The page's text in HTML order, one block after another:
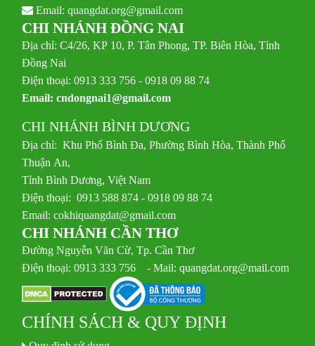
Email:quangdat.org@gmail.com
CHI NHÁNH ĐỒNG NAI
Địa chỉ: C4/26, KP 10, P. Tân Phong, TP. Biên Hòa, Tỉnh
Đồng Nai
Điện thoại: 0913 333 756 - 0918 09 88 74
Email:cndongnai1@gmail.com
CHI NHÁNH BÌNH DƯƠNG
Địa chỉ: Khu Phố Bình Đa, Phường Bình Hòa, Thành Phố
Thuận An,
Tỉnh Bình Dương, Việt Nam
Điện thoại: 0913 588 874 - 0918 09 88 74
Email:cokhiquangdat@gmail.com
CHI NHÁNH CẦN THƠ
Đường Nguyễn Văn Cừ, Tp. Cần Thơ
Điện thoại: 0913 333 756 - Mail: quangdat.org@mail.com
CHÍNH SÁCH & QUY ĐỊNH